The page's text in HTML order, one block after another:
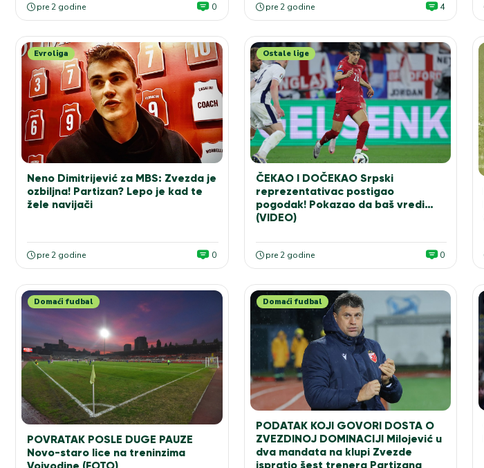
pre 2 godine 0 pre 2 godine 4
Evroliga
Neno Dimitrijević za MBS: Zvezda je
ozbiljna! Partizan? Lepo je kad te
žele navijači
pre 2 godine 0
Ostale lige
ČEKAO I DOČEKAO Srpski
reprezentativac postigao
pogodak! Pokazao da baš vredi…
(VIDEO)
pre 2 godine 0
Domaći fudbal
POVRATAK POSLE DUGE PAUZE
Novo-staro lice na treninzima
Vojvodine (FOTO)
Domaći fudbal
PODATAK KOJI GOVORI DOSTA O
ZVEZDINOJ DOMINACIJI Milojević u
dva mandata na klupi Zvezde
ispratio šest trenera Partizana